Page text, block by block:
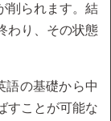
削られます。結
わり、その状態
語の基礎から中
すことが可能な